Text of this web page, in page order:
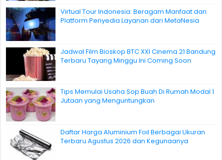
Virtual Tour Indonesia: Beragam Manfaat dan
Platform Penyedia Layanan dari MetaNesia
Jadwal Film Bioskop BTC XXI Cinema 21 Bandung
Terbaru Tayang Minggu Ini Coming Soon
Tips Memulai Usaha Sop Buah Di Rumah Modal 1
Jutaan yang Menguntungkan
Daftar Harga Aluminium Foil Berbagai Ukuran
Terbaru Agustus 2026 dan Kegunaanya